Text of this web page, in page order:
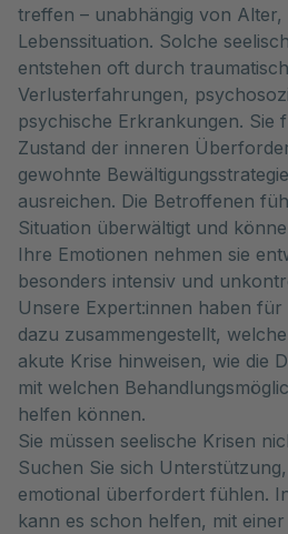
treffen – unabhängig von
Lebenssituation. Solche
entstehen oft durch
Verlusterfahrungen,
psychische Erkrankungen. Sie
Zustand der inneren
gewohnte
ausreichen. Die Betroffenen
Situation überwältigt und
Ihre Emotionen nehmen sie
besonders intensiv und
Unsere Expert:innen haben
dazu zusammengestellt,
akute Krise hinweisen, wie die
mit welchen
helfen können.
Sie müssen seelische Krisen
Suchen Sie sich
emotional überfordert fühlen.
kann es schon helfen, mit